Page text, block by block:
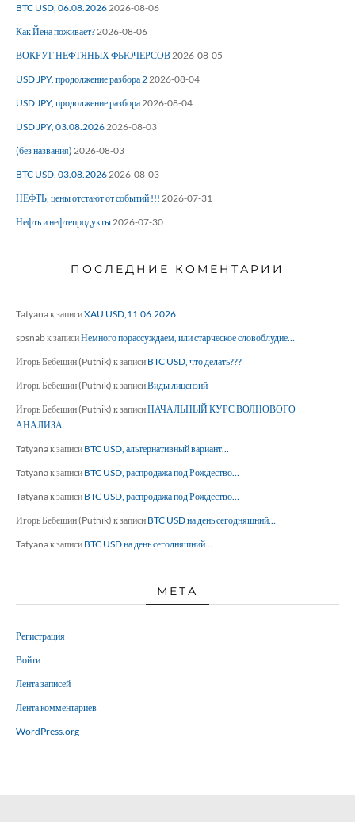
BTC USD, 06.08.2026 2026-08-06
Как Йена поживает? 2026-08-06
ВОКРУГ НЕФТЯНЫХ ФЬЮЧЕРСОВ 2026-08-05
USD JPY, продолжение разбора 2 2026-08-04
USD JPY, продолжение разбора 2026-08-04
USD JPY, 03.08.2026 2026-08-03
(без названия) 2026-08-03
BTC USD, 03.08.2026 2026-08-03
НЕФТЬ, цены отстают от событий !!! 2026-07-31
Нефть и нефтепродукты 2026-07-30
ПОСЛЕДНИЕ КОМЕНТАРИИ
Tatyanaк записиXAU USD,11.06.2026
spsnabк записиНемного порассуждаем, или старческое словоблудие…
Игорь Бебешин (Putnik) к записи BTC USD, что делать???
Игорь Бебешин (Putnik) к записиВиды лицензий
Игорь Бебешин (Putnik) к записиНАЧАЛЬНЫЙ КУРС ВОЛНОВОГО
АНАЛИЗА
Tatyanaк записи BTC USD, альтернативный вариант…
Tatyanaк записи BTC USD, распродажа под Рождество…
Tatyanaк записи BTC USD, распродажа под Рождество…
Игорь Бебешин (Putnik) к записи BTC USD на день сегодняшний…
Tatyanaк записи BTC USD на день сегодняшний…
МЕТА
Регистрация
Войти
Лента записей
Лента комментариев
WordPress.org